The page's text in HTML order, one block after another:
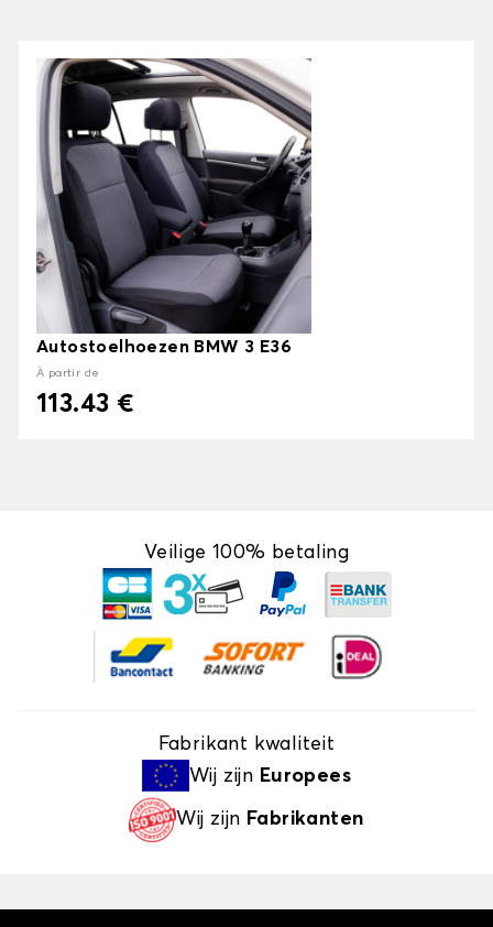
Autostoelhoezen BMW 3 E36
À partir de
113.43 €
Veilige 100% betaling
Fabrikant kwaliteit
Wij zijn Europees
Wij zijn Fabrikanten